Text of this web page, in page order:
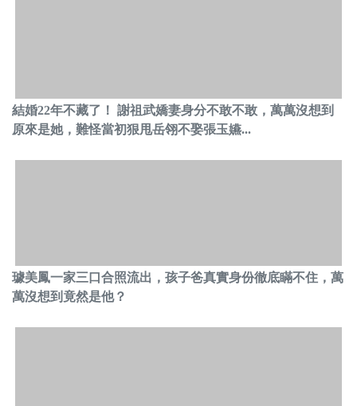
結婚22年不藏了！ 謝祖武嬌妻身分不敢不敢，萬萬沒想到
原來是她，難怪當初狠甩岳翎不娶張玉嬿...
璩美鳳一家三口合照流出，孩子爸真實身份徹底瞞不住，萬
萬沒想到竟然是他？